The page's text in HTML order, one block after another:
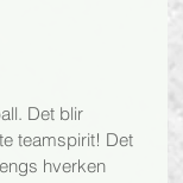
Det blir
teamspirit! Det
hverken